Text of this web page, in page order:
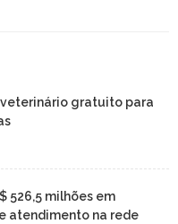
gratuito para
526,5 milhões em
atendimento na rede